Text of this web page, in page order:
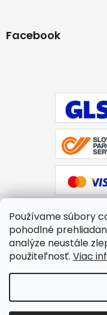
Používame súbory
pohodlné
analýze neustále
použiteľnosť. Viac
Facebook